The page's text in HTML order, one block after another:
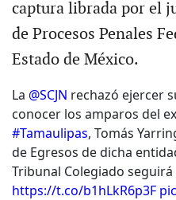
captura librada por el
de Procesos Penales
Estado de México.
La @SCJN rechazó ejercer
conocer los amparos del
#Tamaulipas, Tomás
de Egresos de dicha
Tribunal Colegiado
https://t.co/b1hLkR6p3F